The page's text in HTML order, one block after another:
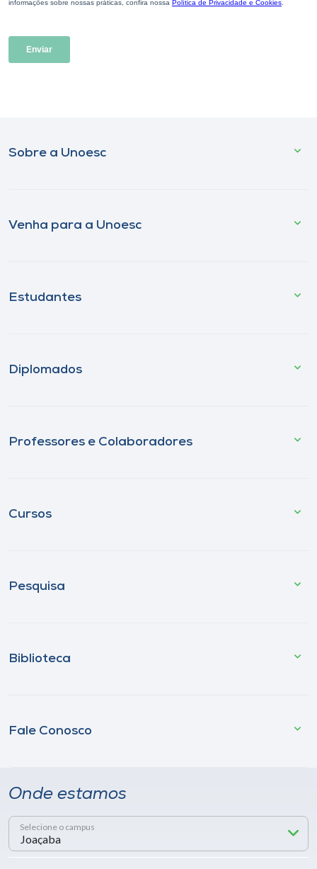
Sobre a Unoesc
Venha para a Unoesc
Estudantes
Diplomados
Professores e Colaboradores
Cursos
Pesquisa
Biblioteca
Fale Conosco
Onde estamos
Selecione o campus